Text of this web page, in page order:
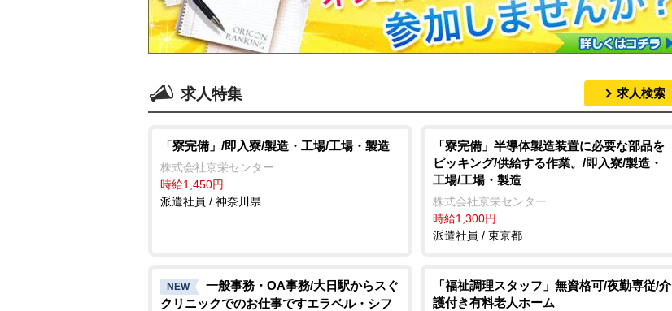
求人特集 求人検索
「寮完備」/即入寮/製造・工場/工場・製造
株式会社京栄センター
時給1,450円
派遣社員 / 神奈川県
「寮完備」半導体製造装置に必要な部品を
ピッキング/供給する作業。/即入寮/製造・
工場/工場・製造
株式会社京栄センター
時給1,300円
派遣社員 / 東京都
NEW
一般事務・OA事務/大日駅からスぐ
クリニックでのお仕事ですエラベル・シフ
「福祉調理スタッフ」無資格可/夜勤専従/介
護付き有料老人ホーム